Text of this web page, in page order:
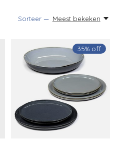
Sorteer — Meest bekeken
35% off